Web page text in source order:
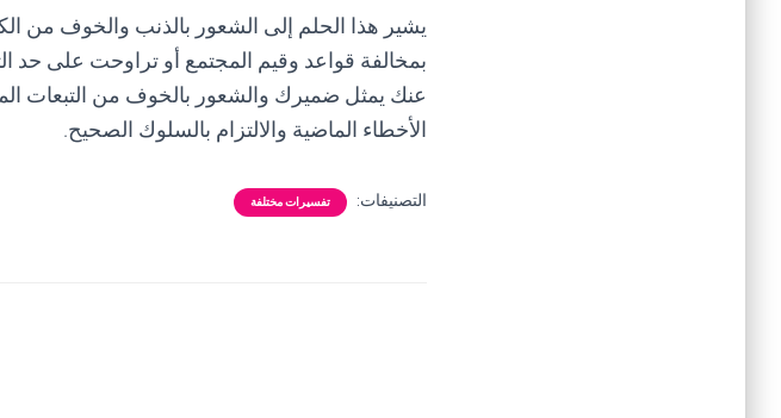
يشير هذا الحلم إلى الشعور بالذنب والخوف
بمخالفة قواعد وقيم المجتمع أو تراوحت على حد
عنك يمثل ضميرك والشعور بالخوف من التبعات
الأخطاء الماضية والالتزام بالسلوك الصحيح.
التصنيفات: تفسيرات مختلفة